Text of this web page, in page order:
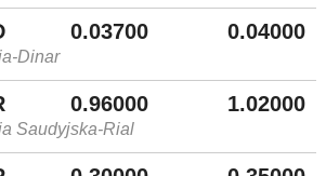
0.03700 0.04000
Dinar
0.96000 1.02000
Saudyjska-Rial